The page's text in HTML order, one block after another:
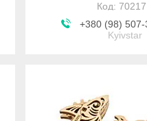
70217
+380 (98)
Kyivstar